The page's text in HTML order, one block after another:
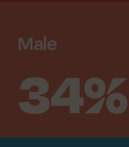
Male
34%